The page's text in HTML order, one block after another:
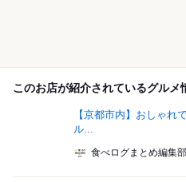
このお店が紹介されているグルメ
【京都市内】おしゃれ
ル...
食べログまとめ編集部